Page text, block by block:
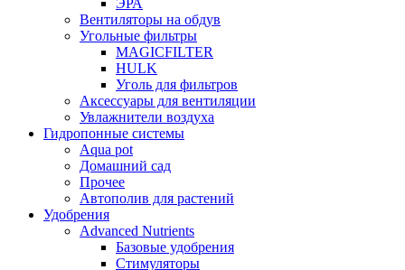
ЭРА
Вентиляторы на обдув
Угольные фильтры
MAGICFILTER
HULK
Уголь для фильтров
Аксессуары для вентиляции
Увлажнители воздуха
Гидропонные системы
Aqua pot
Домашний сад
Прочее
Автополив для растений
Удобрения
Advanced Nutrients
Базовые удобрения
Стимуляторы